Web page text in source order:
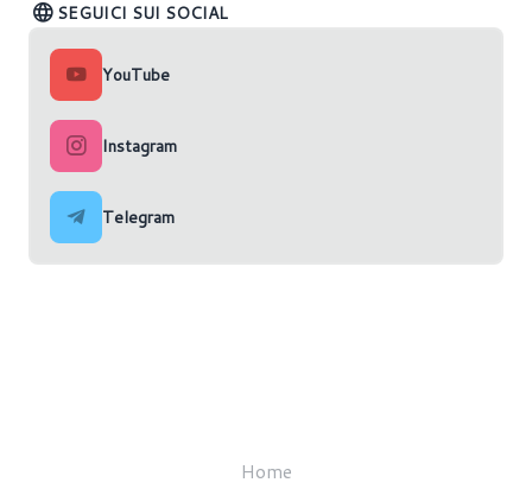
SEGUICI SUI SOCIAL
YouTube
Instagram
Telegram
Home